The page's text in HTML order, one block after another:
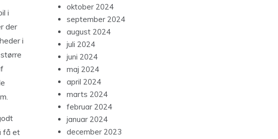
i
der
i
få et
oktober 2024
september 2024
august 2024
juli 2024
juni 2024
maj 2024
april 2024
marts 2024
februar 2024
januar 2024
december 2023